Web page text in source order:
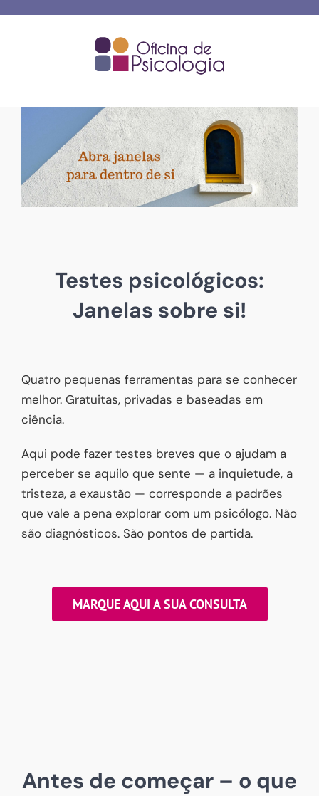
Testes psicológicos:
Janelas sobre si!
Quatro pequenas ferramentas para se conhecer
melhor. Gratuitas, privadas e baseadas em
ciência.
Aqui pode fazer testes breves que o ajudam a
perceber se aquilo que sente — a inquietude, a
tristeza, a exaustão — corresponde a padrões
que vale a pena explorar com um psicólogo. Não
são diagnósticos. São pontos de partida.
MARQUE AQUI A SUA CONSULTA
Antes de começar – o que